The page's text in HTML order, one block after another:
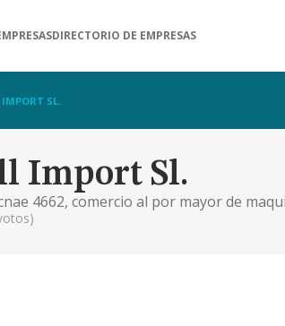
DIRECTORIO DE EMPRESAS
SL.
Import Sl.
4662, comercio al por mayor de
por mayor de otra maquinaria y equipo